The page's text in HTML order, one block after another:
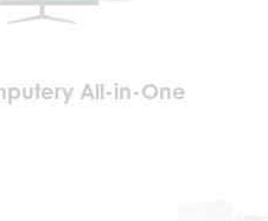
All-in-One